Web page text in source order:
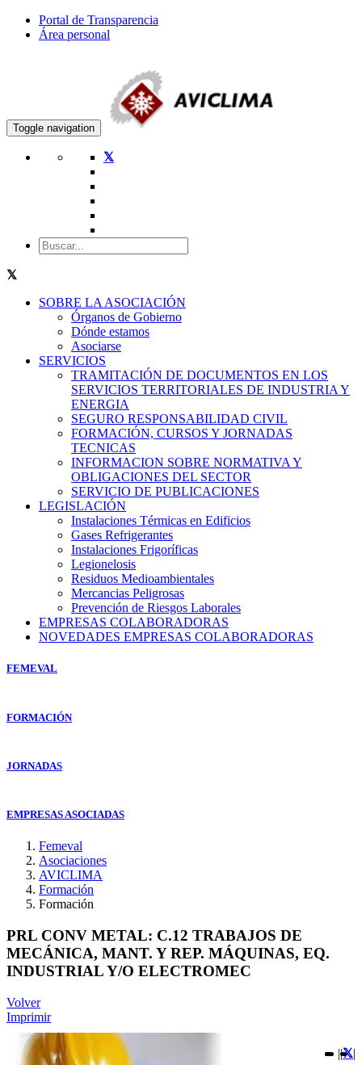
Portal de Transparencia
Área personal
Toggle navigation
SOBRE LA ASOCIACIÓN
Órganos de Gobierno
Dónde estamos
Asociarse
SERVICIOS
TRAMITACIÓN DE DOCUMENTOS EN LOS
SERVICIOS TERRITORIALES DE INDUSTRIA Y
ENERGIA
SEGURO RESPONSABILIDAD CIVIL
FORMACIÓN, CURSOS Y JORNADAS
TECNICAS
INFORMACION SOBRE NORMATIVA Y
OBLIGACIONES DEL SECTOR
SERVICIO DE PUBLICACIONES
LEGISLACIÓN
Instalaciones Térmicas en Edificios
Gases Refrigerantes
Instalaciones Frigoríficas
Legionelosis
Residuos Medioambientales
Mercancias Peligrosas
Prevención de Riesgos Laborales
EMPRESAS COLABORADORAS
NOVEDADES EMPRESAS COLABORADORAS
FEMEVAL
FORMACIÓN
JORNADAS
EMPRESAS ASOCIADAS
Femeval
Asociaciones
AVICLIMA
Formación
Formación
PRL CONV METAL: C.12 TRABAJOS DE
MECÁNICA, MANT. Y REP. MÁQUINAS, EQ.
INDUSTRIAL Y/O ELECTROMEC
Volver
Imprimir
|| |